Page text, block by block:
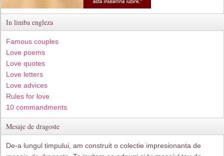
In limba engleza
Famous couples
Love poems
Love quotes
Love letters
Love advices
Rules for love
10 commandments
Mesaje de dragoste
De-a lungul timpului, am construit o colectie impresionanta de